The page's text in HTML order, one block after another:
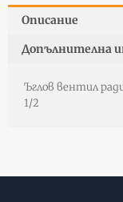
упл.
адаптор
1/2"
Описание
Допълнителна
Ъглов вентил
1/2